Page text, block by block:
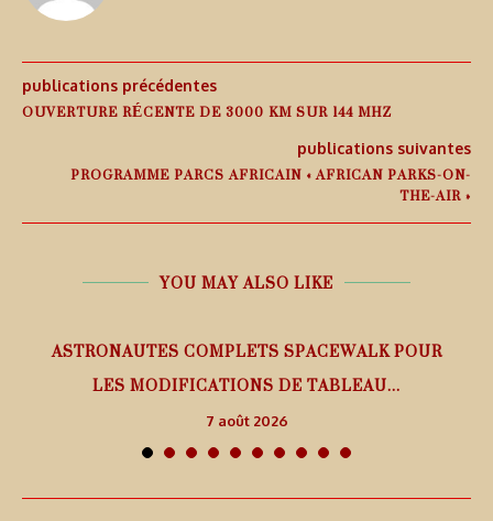
publications précédentes
OUVERTURE RÉCENTE DE 3000 KM SUR 144 MHZ
publications suivantes
PROGRAMME PARCS AFRICAIN « AFRICAN PARKS-ON-
THE-AIR »
YOU MAY ALSO LIKE
ASTRONAUTES COMPLETS SPACEWALK POUR
LES MODIFICATIONS DE TABLEAU...
7 août 2026